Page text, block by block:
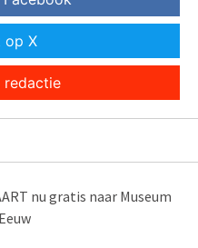
op X
redactie
nu gratis naar Museum